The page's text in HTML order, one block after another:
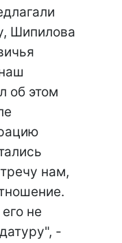
Шипилова
об этом
нам,
не
-